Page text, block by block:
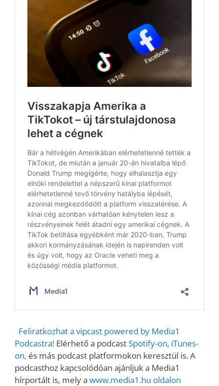
Feliratkozhat a vipcast powered by Media1
Podcastra! Elérhető a podcastSpotify-on, iTunes-
on, és más podcast platformokon keresztül is. A
podcasthoz kapcsolódóan ajánljuk a Media1
hírportált is, mely a www.media1.hu oldalon